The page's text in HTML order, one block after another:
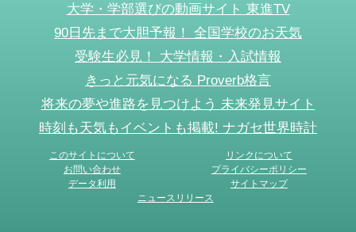
大学・学部選びの動画サイト 東進TV
90日先まで大胆予報！ 全国学校のお天気
受験生必見！ 大学情報・入試情報
きっと元気になる Proverb格言
将来の夢や進路を見つけよう 未来発見サイト
時刻も天気もイベントも掲載! ナガセ世界時計
このサイトについて
リンクについて
お問い合わせ
プライバシーポリシー
データ利用
サイトマップ
ニュースリリース